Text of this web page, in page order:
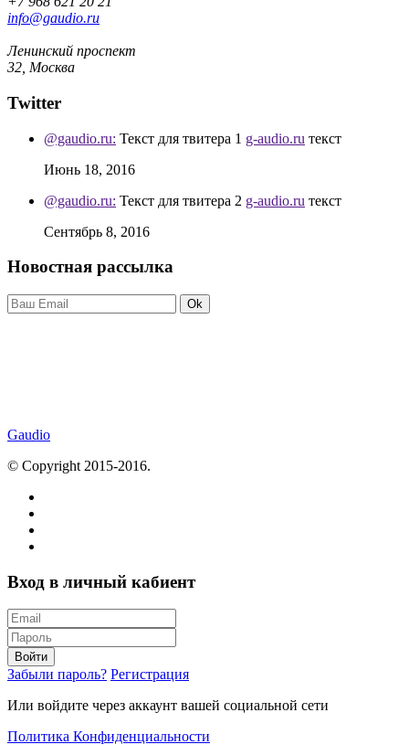
info@gaudio.ru
Ленинский проспект
32, Москва
Twitter
@gaudio.ru: Текст для твитера 1 g-audio.ru текст
Июнь 18, 2016
@gaudio.ru: Текст для твитера 2 g-audio.ru текст
Сентябрь 8, 2016
Новостная рассылка
Ok
Gaudio
© Copyright 2015-2016.
Вход в личный кабиент
Войти
Забыли пароль? Регистрация
Или войдите через аккаунт вашей социальной сети
Политика Конфиденциальности